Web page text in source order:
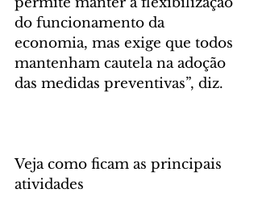
do funcionamento da
economia, mas exige que todos
mantenham cautela na adoção
das medidas preventivas”, diz.
Veja como ficam as principais
atividades